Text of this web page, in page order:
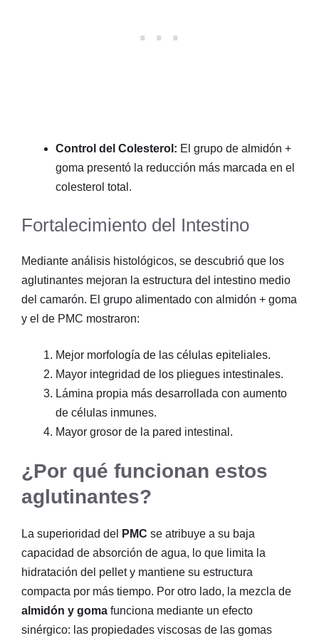
Control del Colesterol: El grupo de almidón +
goma presentó la reducción más marcada en el
colesterol total.
Fortalecimiento del Intestino
Mediante análisis histológicos, se descubrió que los
aglutinantes mejoran la estructura del intestino medio
del camarón. El grupo alimentado con almidón + goma
y el de PMC mostraron:
Mejor morfología de las células epiteliales.
Mayor integridad de los pliegues intestinales.
Lámina propia más desarrollada con aumento
de células inmunes.
Mayor grosor de la pared intestinal.
¿Por qué funcionan estos
aglutinantes?
La superioridad del PMC se atribuye a su baja
capacidad de absorción de agua, lo que limita la
hidratación del pellet y mantiene su estructura
compacta por más tiempo. Por otro lado, la mezcla de
almidón y goma funciona mediante un efecto
sinérgico: las propiedades viscosas de las gomas